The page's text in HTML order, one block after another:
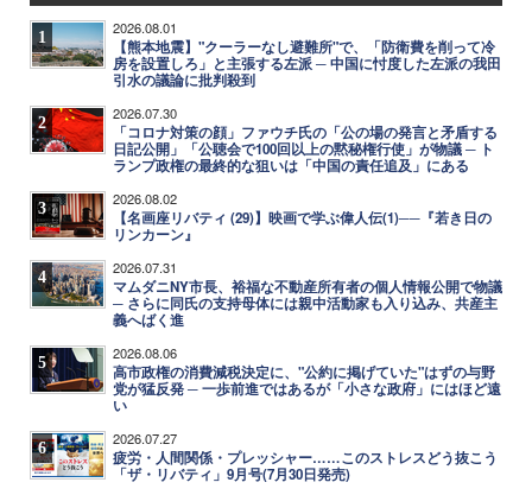
1 2026.08.01
【熊本地震】"クーラーなし避難所"で、「防衛費を削って冷
房を設置しろ」と主張する左派 ─ 中国に忖度した左派の我田
引水の議論に批判殺到
2 2026.07.30
「コロナ対策の顔」ファウチ氏の「公の場の発言と矛盾する
日記公開」「公聴会で100回以上の黙秘権行使」が物議 ─ ト
ランプ政権の最終的な狙いは「中国の責任追及」にある
3 2026.08.02
【名画座リバティ (29)】映画で学ぶ偉人伝(1)──『若き日の
リンカーン』
4 2026.07.31
マムダニNY市長、裕福な不動産所有者の個人情報公開で物議
─ さらに同氏の支持母体には親中活動家も入り込み、共産主
義へばく進
5 2026.08.06
高市政権の消費減税決定に、"公約に掲げていた"はずの与野
党が猛反発 ─ 一歩前進ではあるが「小さな政府」にはほど遠
い
6 2026.07.27
疲労・人間関係・プレッシャー……このストレスどう抜こう
「ザ・リバティ」9月号(7月30日発売)